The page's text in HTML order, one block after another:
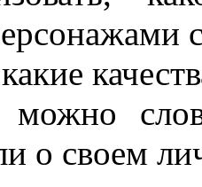
можно
о своем